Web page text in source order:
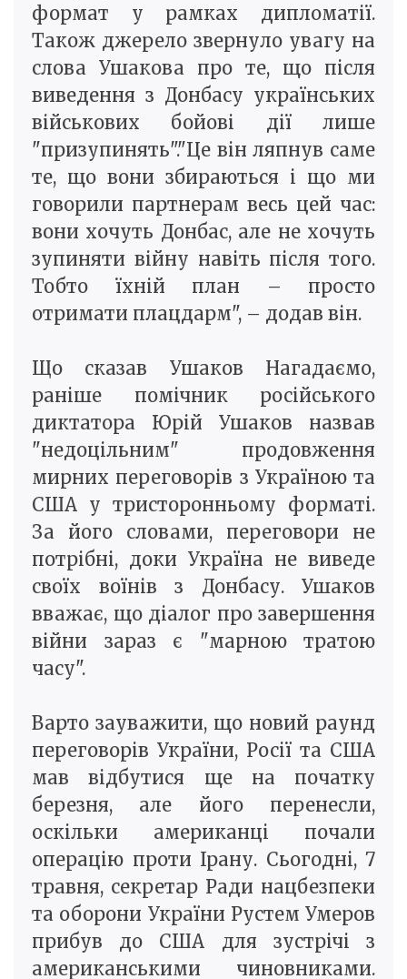
формат у рамках дипломатії.
Також джерело звернуло увагу на
слова Ушакова про те, що після
виведення з Донбасу українських
військових бойові дії лише
"призупинять"."Це він ляпнув саме
те, що вони збираються і що ми
говорили партнерам весь цей час:
вони хочуть Донбас, але не хочуть
зупиняти війну навіть після того.
Тобто їхній план – просто
отримати плацдарм", – додав він.
Що сказав Ушаков Нагадаємо,
раніше помічник російського
диктатора Юрій Ушаков назвав
"недоцільним" продовження
мирних переговорів з Україною та
США у тристоронньому форматі.
За його словами, переговори не
потрібні, доки Україна не виведе
своїх воїнів з Донбасу. Ушаков
вважає, що діалог про завершення
війни зараз є "марною тратою
часу".
Варто зауважити, що новий раунд
переговорів України, Росії та США
мав відбутися ще на початку
березня, але його перенесли,
оскільки американці почали
операцію проти Ірану. Сьогодні, 7
травня, секретар Ради нацбезпеки
та оборони України Рустем Умеров
прибув до США для зустрічі з
американськими чиновниками.